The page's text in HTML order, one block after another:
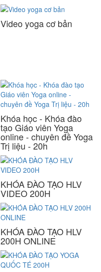
Video yoga cơ bản
Khóa học - Khóa đào
tạo Giáo viên Yoga
online - chuyên đề Yoga
Trị liệu - 20h
KHÓA ĐÀO TẠO HLV
VIDEO 200H
KHÓA ĐÀO TẠO HLV
200H ONLINE